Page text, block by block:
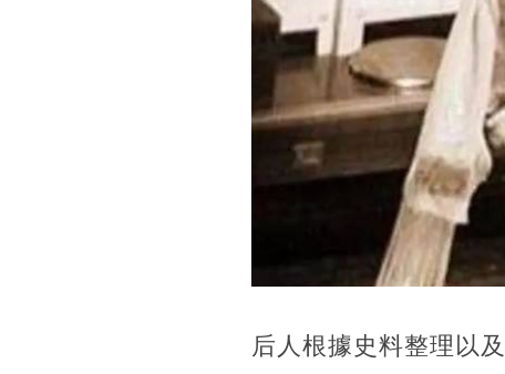
后人根據史料整理以